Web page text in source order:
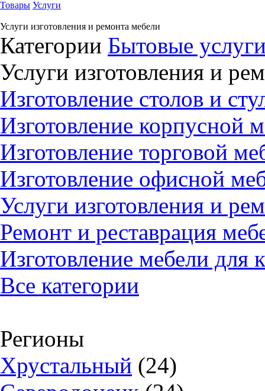
Товары Услуги
Услуги изготовления и ремонта мебели
Категории Бытовые
Услуги изготовления и
Изготовление столов и
Изготовление корпусной
Изготовление торговой
Изготовление офисной
Услуги изготовления и
Ремонт и реставрация
Изготовление мебели для
Все категории
Регионы
Хрустальный (24)